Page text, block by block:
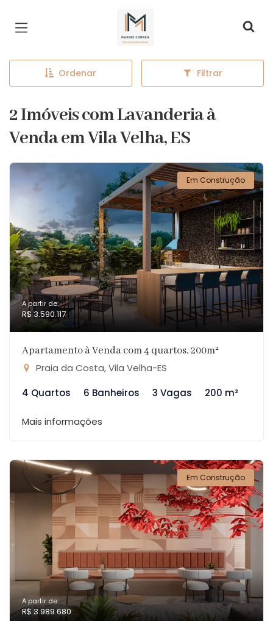
Página inicial
Ordenar Filtrar
2 Imóveis com Lavanderia à
Venda em Vila Velha, ES
Em Construção
A partir de:
R$ 3.590.117
Apartamento à Venda com 4 quartos, 200m²
Praia da Costa, Vila Velha-ES
4 Quartos
6 Banheiros 3 Vagas 200 m²
Mais informações
Em Construção
A partir de:
R$ 3.989.680